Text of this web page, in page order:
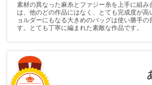
素材の異なった麻糸とファジー糸を上手に組み
は、他のどの作品にはなく、とても完成度が高
ョルダーにもなる大きめのバッグは使い勝手の
す。とても丁寧に編まれた素敵な作品です。